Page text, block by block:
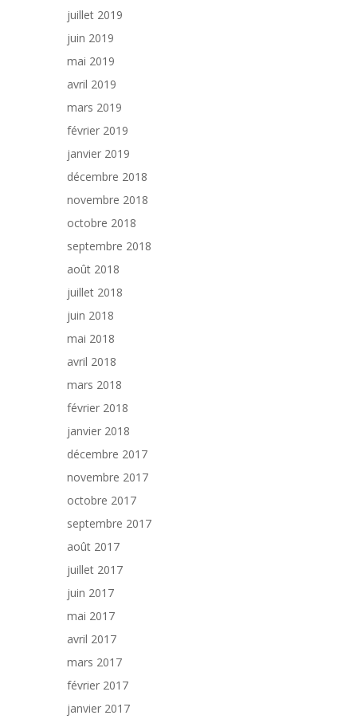
juillet 2019
juin 2019
mai 2019
avril 2019
mars 2019
février 2019
janvier 2019
décembre 2018
novembre 2018
octobre 2018
septembre 2018
août 2018
juillet 2018
juin 2018
mai 2018
avril 2018
mars 2018
février 2018
janvier 2018
décembre 2017
novembre 2017
octobre 2017
septembre 2017
août 2017
juillet 2017
juin 2017
mai 2017
avril 2017
mars 2017
février 2017
janvier 2017